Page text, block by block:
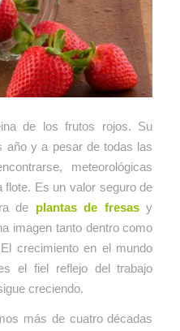
de los frutos rojos. Su
año y a pesar de todas las
meteorológicas
flote. Es un valor seguro de
de plantas de fresasy
imagen tanto dentro como
crecimiento en el mundo
el fiel reflejo del trabajo
creciendo.
más de cuatro décadas